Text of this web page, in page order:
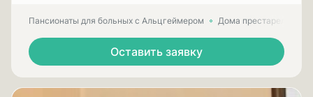
Пансионаты для больных с Альцгеймером Дома престарелых
Оставить заявку